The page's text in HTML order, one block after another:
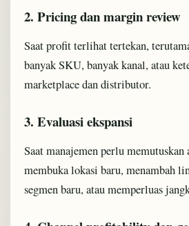
2. Pricing dan margin review
Saat profit terlihat tertekan,
banyak SKU, banyak kanal, atau
marketplace dan distributor.
3. Evaluasi ekspansi
Saat manajemen perlu memutuskan
membuka lokasi baru, menambah
segmen baru, atau memperluas